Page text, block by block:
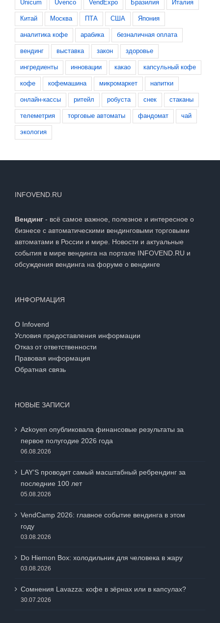
Unicum Uvenco VendExpo Бразилия Италия
Китай Москва ПТА США Япония
аналитика кофе арабика безналичная оплата
вендинг выставка закон здоровье
ингредиенты инновации какао капсульный кофе
кофе кофемашина микромаркет напитки
онлайн-кассы ритейл робуста снек стаканы
телеметрия торговые автоматы фандомат чай
экология
INFOVEND.RU
Вендинг - всё самое важное, полезное и интересное о
бизнесе с автоматическими вендинговыми торговыми
автоматами в России и мире. Новости и актуальные
события в мире вендинга на портале INFOVEND.RU и
обсуждения вендинга на форуме о вендинге
ИНФОРМАЦИЯ
О Infovend
Условия предоставления информации
Отказ от ответственности
Правовая информация
Обратная связь
НОВЫЕ ЗАПИСИ
Azkoyen опубликовала финансовые результаты за
первое полугодие 2026 года
06.08.2026
LAY’S проводит самый масштабный ребрендинг за
последние 100 лет
05.08.2026
VendCamp 2026: главное событие вендинга в этом
году
03.08.2026
Do Hiemon Box: холодильник для человека в жару
03.08.2026
Сомнения Lavazza: кофе в зёрнах или в капсулах?
30.07.2026